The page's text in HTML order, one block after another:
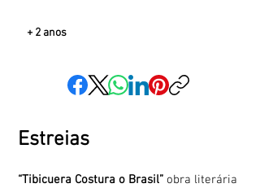
+ 2 anos
Estreias
“Tibicuera Costura o Brasil” obra literária